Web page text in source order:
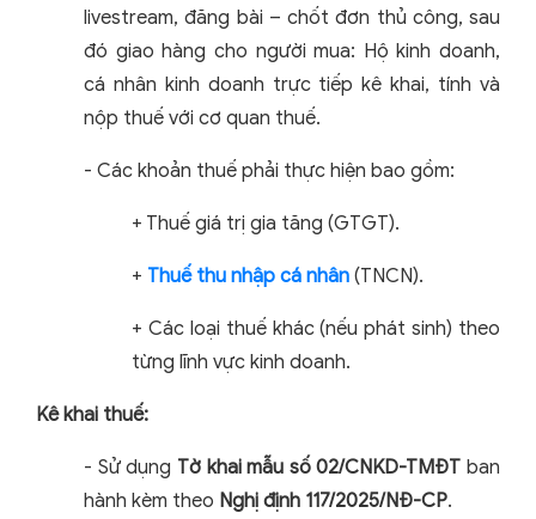
livestream, đăng bài – chốt đơn thủ công, sau
đó giao hàng cho người mua: Hộ kinh doanh,
cá nhân kinh doanh trực tiếp kê khai, tính và
nộp thuế với cơ quan thuế.
- Các khoản thuế phải thực hiện bao gồm:
+ Thuế giá trị gia tăng (GTGT).
+ Thuế thu nhập cá nhân (TNCN).
+ Các loại thuế khác (nếu phát sinh) theo
từng lĩnh vực kinh doanh.
Kê khai thuế:
- Sử dụng Tờ khai mẫu số 02/CNKD-TMĐT ban
hành kèm theo Nghị định 117/2025/NĐ-CP.